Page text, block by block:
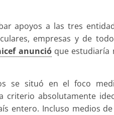
apoyos a las tres
empresas y de
anuncióque estudiaría
se situó en el foco
criterio absolutamente
entero. Incluso medios